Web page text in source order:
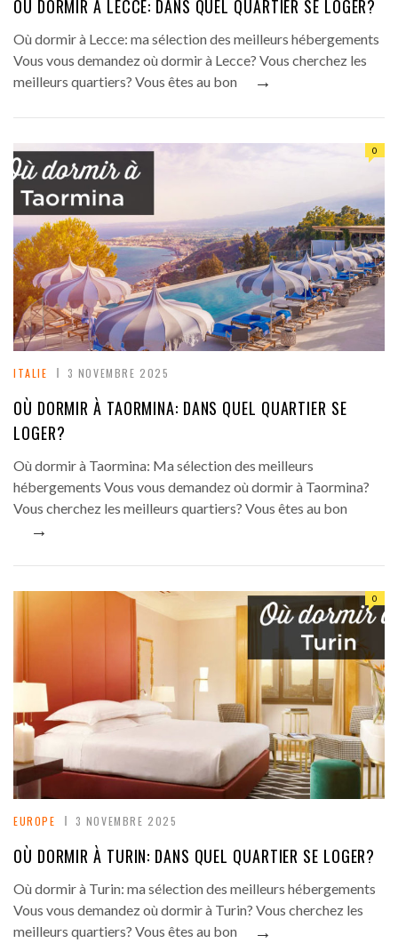
OÙ DORMIR À LECCE: DANS QUEL QUARTIER SE LOGER?
Où dormir à Lecce: ma sélection des meilleurs hébergements
Vous vous demandez où dormir à Lecce? Vous cherchez les
meilleurs quartiers? Vous êtes au bon
→
0
ITALIE 3 NOVEMBRE 2025
OÙ DORMIR À TAORMINA: DANS QUEL QUARTIER SE
LOGER?
Où dormir à Taormina: Ma sélection des meilleurs
hébergements Vous vous demandez où dormir à Taormina?
Vous cherchez les meilleurs quartiers? Vous êtes au bon
→
0
EUROPE 3 NOVEMBRE 2025
OÙ DORMIR À TURIN: DANS QUEL QUARTIER SE LOGER?
Où dormir à Turin: ma sélection des meilleurs hébergements
Vous vous demandez où dormir à Turin? Vous cherchez les
meilleurs quartiers? Vous êtes au bon
→